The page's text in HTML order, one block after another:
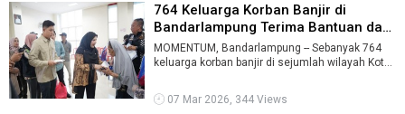
764 Keluarga Korban Banjir di
Bandarlampung Terima Bantuan dari
P ...
MOMENTUM, Bandarlampung -- Sebanyak 764
keluarga korban banjir di sejumlah wilayah Kota
07 Mar 2026, 344 Views